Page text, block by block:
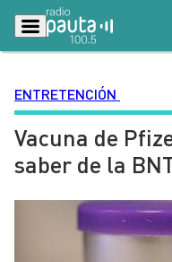
Podcasts
Lo Último
Ciudad
Radio en vivo
ENTRETENCIÓN
Vacuna de
saber de la